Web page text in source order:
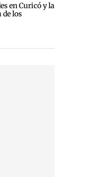
en Curicó y la
de los